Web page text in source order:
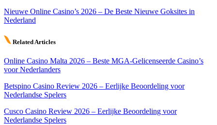
Nieuwe Online Casino’s 2026 – De Beste Nieuwe Goksites in
Nederland
Related Articles
Online Casino Malta 2026 – Beste MGA-Gelicenseerde Casino’s
voor Nederlanders
Betspino Casino Review 2026 – Eerlijke Beoordeling voor
Nederlandse Spelers
Cusco Casino Review 2026 – Eerlijke Beoordeling voor
Nederlandse Spelers